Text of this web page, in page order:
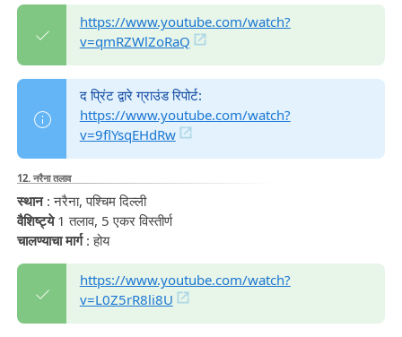
https://www.youtube.com/watch?
v=qmRZWlZoRaQ
द प्रिंट द्वारे ग्राउंड रिपोर्ट:
https://www.youtube.com/watch?
v=9flYsqEHdRw
12. नरैना तलाव
स्थान: नरैना, पश्चिम दिल्ली
वैशिष्ट्ये1 तलाव, 5 एकर विस्तीर्ण
चालण्याचा मार्ग: होय
https://www.youtube.com/watch?
v=L0Z5rR8li8U